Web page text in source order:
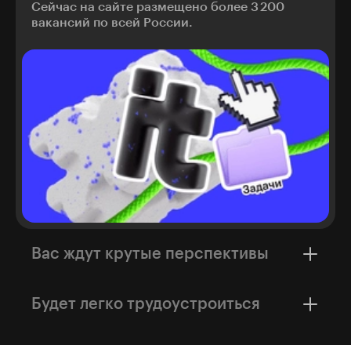
Сейчас на сайте размещено более 3 200
вакансий по всей России.
Вас ждут крутые перспективы
DevOps, облачных технологиях или
Будет легко трудоустроиться